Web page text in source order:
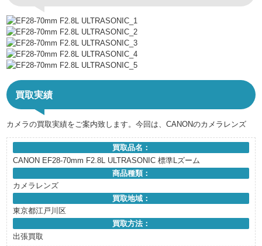
買取実績
カメラの買取実績をご案内致します。今回は、CANONのカメラレンズ
買取品名：
CANON EF28-70mm F2.8L ULTRASONIC 標準Lズーム
商品種類：
カメラレンズ
買取地域：
東京都江戸川区
買取方法：
出張買取